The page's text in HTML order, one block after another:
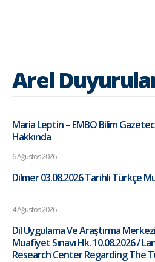
Arel
Maria Leptin – EMBO Bilim
Hakkında
6 Ağustos 2026
Dilmer 03.08.2026 Tarihli Türkçe
4 Ağustos 2026
Dil Uygulama Ve Araştırma
Muafiyet Sınavı Hk. 10.08.2026 /
Research Center Regarding The